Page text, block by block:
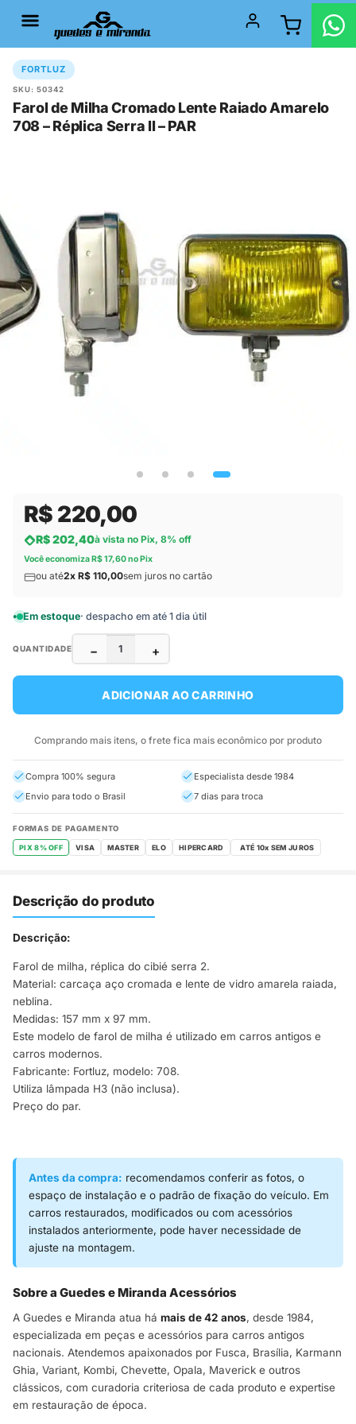
FORTLUZ
SKU: 50342
Farol de Milha Cromado Lente Raiado Amarelo
708 – Réplica Serra II – PAR
R$ 220,00
R$ 202,40à vista no Pix, 8% off
Você economiza R$ 17,60 no Pix
ou até2x R$ 110,00sem juros no cartão
Em estoque· despacho em até 1 dia útil
QUANTIDADE − +
ADICIONAR AO CARRINHO
Comprando mais itens, o frete fica mais econômico por produto
Compra 100% segura
Especialista desde 1984
Envio para todo o Brasil
7 dias para troca
FORMAS DE PAGAMENTO
PIX 8% OFF VISA MASTER ELO HIPERCARD
Descrição do produto
Descrição:
Farol de milha, réplica do cibié serra 2.
Material: carcaça aço cromada e lente de vidro amarela raiada,
neblina.
Medidas: 157 mm x 97 mm.
Este modelo de farol de milha é utilizado em carros antigos e
carros modernos.
Fabricante: Fortluz, modelo: 708.
Utiliza lâmpada H3 (não inclusa).
Preço do par.
Antes da compra: recomendamos conferir as fotos, o
espaço de instalação e o padrão de fixação do veículo. Em
carros restaurados, modificados ou com acessórios
instalados anteriormente, pode haver necessidade de
ajuste na montagem.
Sobre a Guedes e Miranda Acessórios
A Guedes e Miranda atua há mais de 42 anos, desde 1984,
especializada em peças e acessórios para carros antigos
nacionais. Atendemos apaixonados por Fusca, Brasília, Karmann
Ghia, Variant, Kombi, Chevette, Opala, Maverick e outros
clássicos, com curadoria criteriosa de cada produto e expertise
em restauração de época.